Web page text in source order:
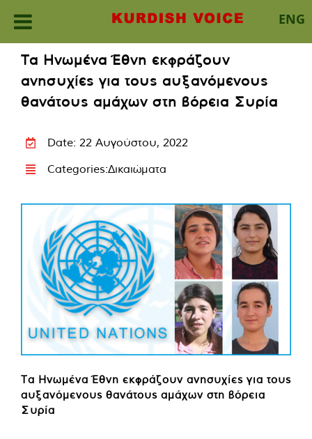
ENG
content
Τα Ηνωμένα Έθνη εκφράζουν
ανησυχίες για τους αυξανόμενους
θανάτους αμάχων στη βόρεια Συρία
Date: 22 Αυγούστου, 2022
Categories:Δικαιώματα
Τα Ηνωμένα Έθνη εκφράζουν ανησυχίες για τους
αυξανόμενους θανάτους αμάχων στη βόρεια
Συρία